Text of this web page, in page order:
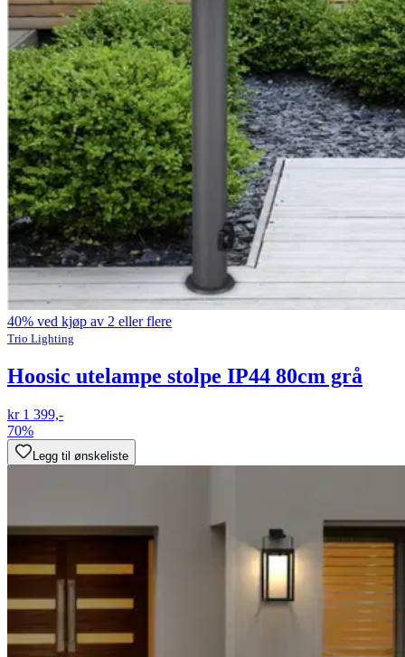
40% ved kjøp av 2 eller flere
Trio Lighting
Hoosic utelampe stolpe IP44 80cm grå
kr 1 399,-
70%
Legg til ønskeliste